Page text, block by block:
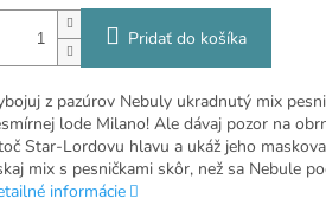
Pridať do košíka
z pazúrov Nebuly ukradnutý mix
lode Milano! Ale dávaj pozor na
Star-Lordovu hlavu a ukáž jeho
mix s pesničkami skôr, než sa Nebule
informácie